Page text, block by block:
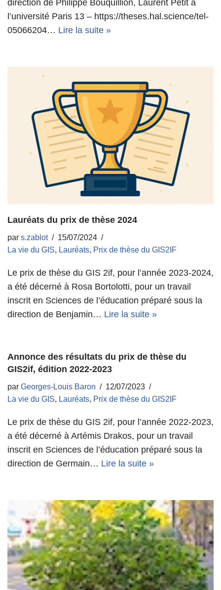
direction de Philippe Bouquillion, Laurent Petit à
l’université Paris 13 – https://theses.hal.science/tel-
05066204… Lire la suite »
Lauréats du prix de thèse 2024
par s.zablot
15/07/2024
La vie du GIS, Lauréats, Prix de thèse du GIS2IF
Le prix de thèse du GIS 2if, pour l’année 2023-2024,
a été décerné à Rosa Bortolotti, pour un travail
inscrit en Sciences de l’éducation préparé sous la
direction de Benjamin… Lire la suite »
Annonce des résultats du prix de thèse du
GIS2if, édition 2022-2023
par Georges-Louis Baron
12/07/2023
La vie du GIS, Lauréats, Prix de thèse du GIS2IF
Le prix de thèse du GIS 2if, pour l’année 2022-2023,
a été décerné à Artémis Drakos, pour un travail
inscrit en Sciences de l’éducation préparé sous la
direction de Germain… Lire la suite »